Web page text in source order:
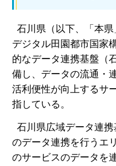
石川県（以下、「本
デジタル田園都市国家
的なデータ連携基盤（
備し、データの流通・
活利便性が向上するサ
指している。
石川県広域データ連
のデータ連携を行うエ
のサービスのデータを